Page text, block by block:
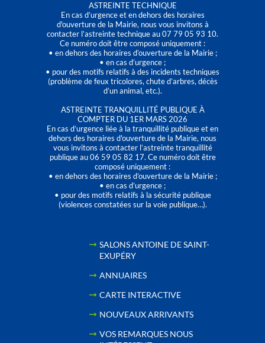
ASTREINTE TECHNIQUE
En cas d’urgence et en dehors des horaires
d'ouverture de la Mairie, nous vous invitons à
contacter l’astreinte technique au 07 79 05 93 10.
Ce numéro doit être composé uniquement :
• en dehors des horaires d’ouverture de la Mairie ;
• en cas d’urgence ;
• pour des motifs relatifs à des incidents techniques
(problème de feux tricolores, chute d’arbres, décès
d’un animal, etc.).
ASTREINTE TRANQUILLITÉ PUBLIQUE À
COMPTER DU 1ER MARS 2026
En cas d’urgence liée à la tranquillité publique et en
dehors des horaires d'ouverture de la Mairie, nous
vous invitons à contacter l’astreinte tranquillité
publique au 06 59 05 82 17. Ce numéro doit être
composé uniquement :
• en dehors des horaires d’ouverture de la Mairie ;
• en cas d’urgence ;
• pour des motifs relatifs à la sécurité publique
(violences constatées sur la voie publique…).
SALONS ANTOINE DE SAINT-
EXUPÉRY
ANNUAIRES
CARTE INTERACTIVE
NOUVEAUX ARRIVANTS
VOS REMARQUES NOUS